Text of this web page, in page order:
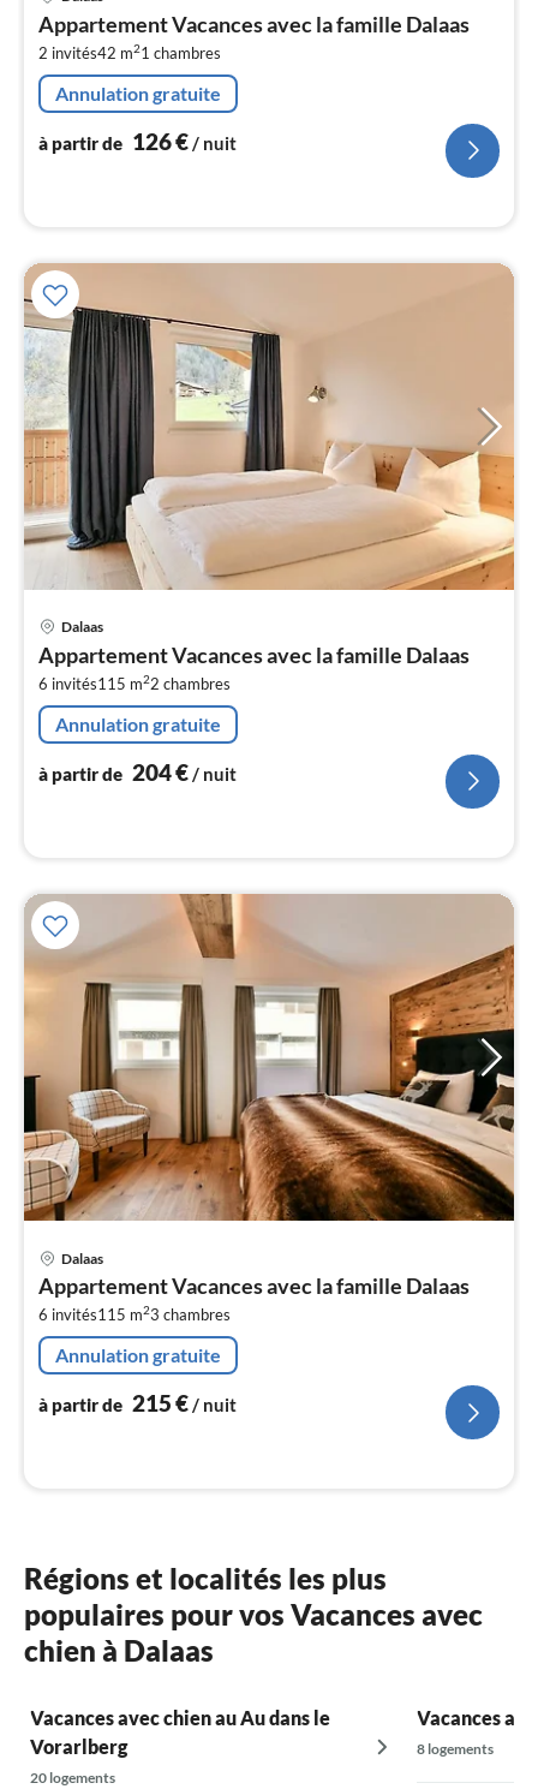
Appartement Vacances avec la famille Dalaas
2 invités42 m21 chambres
Annulation gratuite
à partir de 126€ / nuit
Dalaas
Appartement Vacances avec la famille Dalaas
6 invités115 m22 chambres
Annulation gratuite
à partir de 204€/ nuit
Dalaas
Appartement Vacances avec la famille Dalaas
6 invités115 m23 chambres
Annulation gratuite
à partir de 215€/ nuit
Régions et localités les plus
populaires pour vos Vacances avec
chien à Dalaas
Vacances avec chien au Au dans le
Vorarlberg
20 logements
Vacances
8 logements